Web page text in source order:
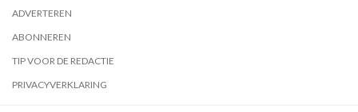
ADVERTEREN
ABONNEREN
TIP VOOR DE REDACTIE
PRIVACYVERKLARING